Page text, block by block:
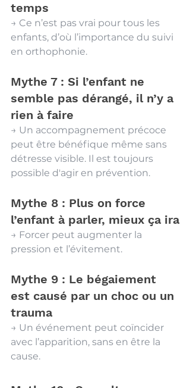
temps
→ Ce n’est pas vrai pour tous les
enfants, d’où l’importance du suivi
en orthophonie.
Mythe 7 : Si l’enfant ne
semble pas dérangé, il n’y a
rien à faire
→ Un accompagnement précoce
peut être bénéfique même sans
détresse visible. Il est toujours
possible d'agir en prévention.
Mythe 8 : Plus on force
l’enfant à parler, mieux ça ira
→ Forcer peut augmenter la
pression et l’évitement.
Mythe 9 : Le bégaiement
est causé par un choc ou un
trauma
→ Un événement peut coïncider
avec l’apparition, sans en être la
cause.